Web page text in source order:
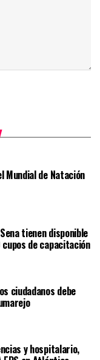
Mundial de Natación
tienen disponible
de capacitación
ciudadanos debe
y hospitalario,